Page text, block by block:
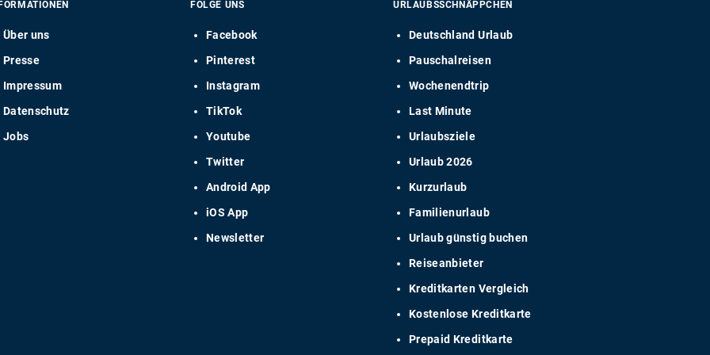
Über uns
Presse
Impressum
Datenschutz
Jobs
FOLGE UNS
Facebook
Pinterest
Instagram
TikTok
Youtube
Twitter
Android App
iOS App
Newsletter
URLAUBSSCHNÄPPCHEN
Deutschland Urlaub
Pauschalreisen
Wochenendtrip
Last Minute
Urlaubsziele
Urlaub 2026
Kurzurlaub
Familienurlaub
Urlaub günstig buchen
Reiseanbieter
Kreditkarten Vergleich
Kostenlose Kreditkarte
Prepaid Kreditkarte